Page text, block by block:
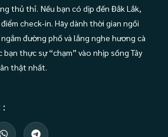
thủ thỉ. Nếu bạn có dịp đến Đắk Lắk,
check-in. Hãy dành thời gian ngồi
đường phố và lắng nghe hương cà
thực sự “chạm” vào nhịp sống Tây
thật nhất.